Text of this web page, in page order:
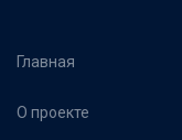
Главная
О проекте